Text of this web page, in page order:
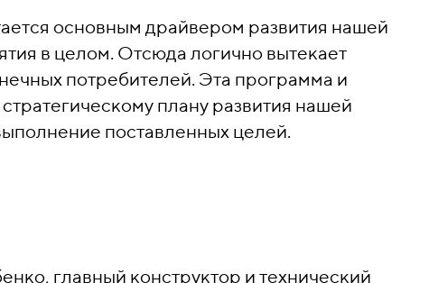
основным драйвером развития нашей
в целом. Отсюда логично вытекает
потребителей. Эта программа и
плану развития нашей
поставленных целей.
главный конструктор и технический